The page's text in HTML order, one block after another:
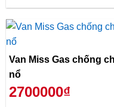
Van Miss Gas chống cháy
nổ
2700000₫